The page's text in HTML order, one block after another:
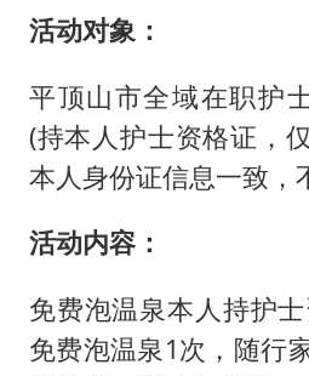
活动对象：
平顶山市全域在职护
(持本人护士资格证，
本人身份证信息一致，
活动内容：
免费泡温泉本人持护
免费泡温泉1次，随行